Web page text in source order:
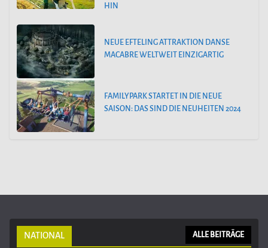
HIN
NEUE EFTELING ATTRAKTION DANSE
MACABRE WELTWEIT EINZIGARTIG
FAMILYPARK STARTET IN DIE NEUE
SAISON: DAS SIND DIE NEUHEITEN 2024
NATIONAL ALLE BEITRÄGE